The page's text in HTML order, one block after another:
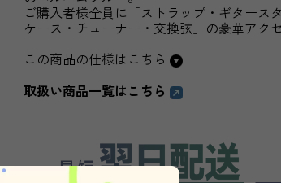
ご購入者様全員に「ストラップ・ギタース
ケース・チューナー・交換弦」の豪華アク
この商品の仕様はこちら
取扱い商品一覧はこちら